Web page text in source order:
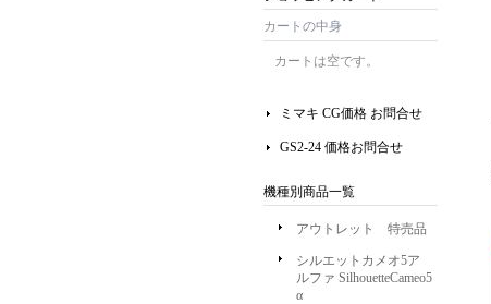
カートの中身
カートは空です。
ミマキ CG価格 お問合せ
GS2-24 価格お問合せ
機種別商品一覧
アウトレット 特売品
シルエットカメオ5ア
ルファ SilhouetteCameo5
α